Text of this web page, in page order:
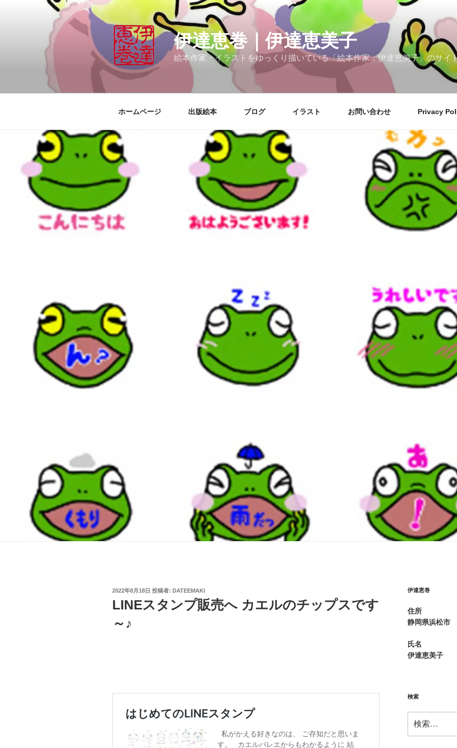
伊達恵巻｜伊達恵美子
絵本作家・イラストをゆっくり描いている「絵本作家：伊達恵美子」のサイ
ホームページ 出版絵本 ブログ イラスト お問い合わせ Privacy
投
2022年8月18日 投稿者: DATEEMAKI
LINEスタンプ販売へ カエルのチップスです
～♪
伊達恵巻
住所
静岡県浜松市
氏名
伊達恵美子
検索
索: